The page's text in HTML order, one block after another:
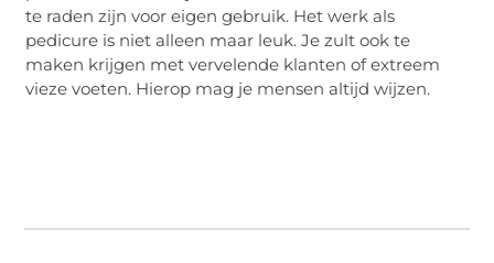
te raden zijn voor eigen gebruik. Het werk als
pedicure is niet alleen maar leuk. Je zult ook te
maken krijgen met vervelende klanten of extreem
vieze voeten. Hierop mag je mensen altijd wijzen.